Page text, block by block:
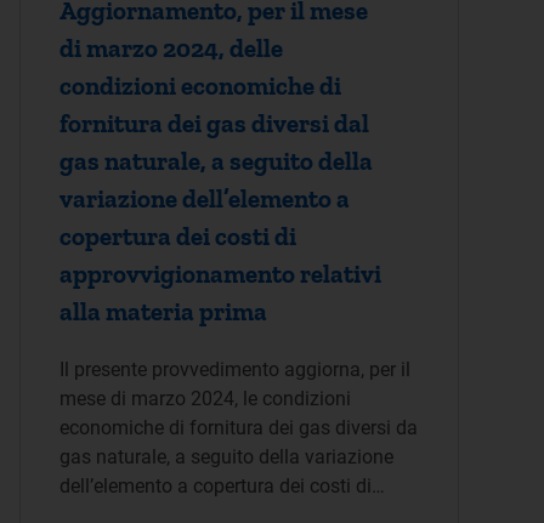
Aggiornamento, per il mese
di marzo 2024, delle
condizioni economiche di
fornitura dei gas diversi dal
gas naturale, a seguito della
variazione dell’elemento a
copertura dei costi di
approvvigionamento relativi
alla materia prima
Il presente provvedimento aggiorna, per il
mese di marzo 2024, le condizioni
economiche di fornitura dei gas diversi da
gas naturale, a seguito della variazione
dell’elemento a copertura dei costi di…